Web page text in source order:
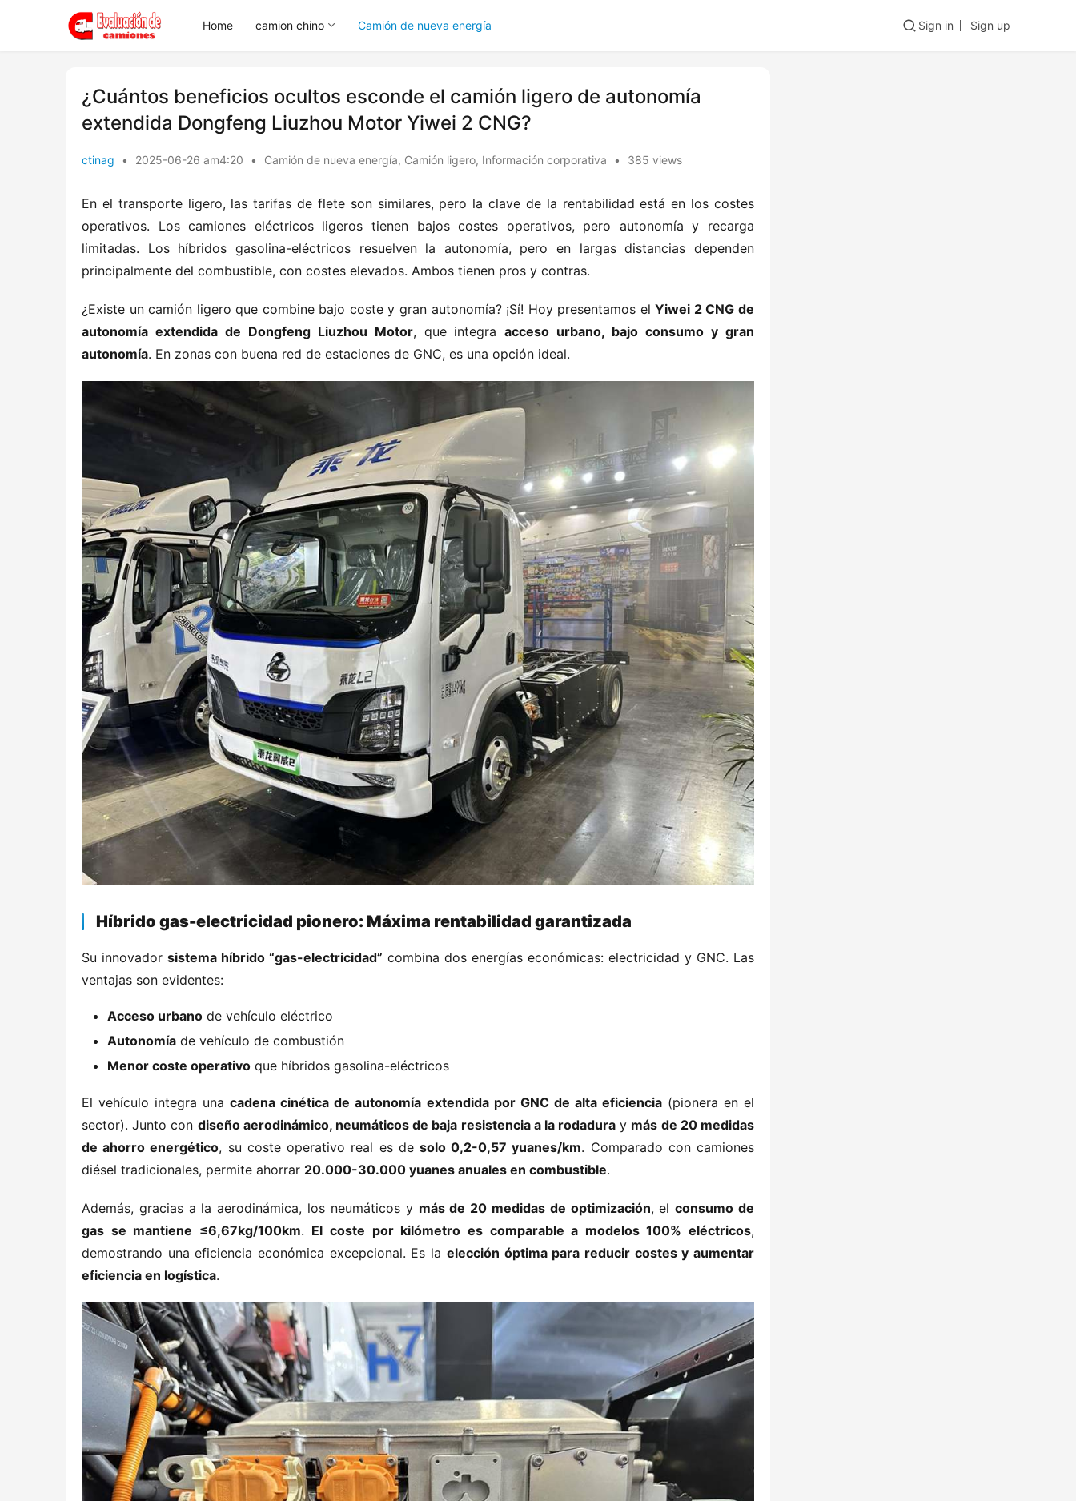
Home camion chino Camión de nueva energía Sign in Sign up
​​¿Cuántos beneficios ocultos esconde el camión ligero de autonomía
extendida Dongfeng Liuzhou Motor Yiwei 2 CNG?​​
ctinag • 2025-06-26 am4:20 • Camión de nueva energía, Camión ligero, Información corporativa • 385 views
En el transporte ligero, las tarifas de flete son similares, pero la clave de la rentabilidad está en los costes
operativos. Los camiones eléctricos ligeros tienen bajos costes operativos, pero autonomía y recarga
limitadas. Los híbridos gasolina-eléctricos resuelven la autonomía, pero en largas distancias dependen
principalmente del combustible, con costes elevados. Ambos tienen pros y contras.
¿Existe un camión ligero que combine bajo coste y gran autonomía? ¡Sí! Hoy presentamos el ​​Yiwei 2 CNG de
autonomía extendida de Dongfeng Liuzhou Motor​​, que integra ​​acceso urbano, bajo consumo y gran
autonomía​​. En zonas con buena red de estaciones de GNC, es una opción ideal.
​Híbrido gas-electricidad pionero: Máxima rentabilidad garantizada​
Su innovador ​ ​sistema híbrido “gas-electricidad”​ ​ combina dos energías económicas: electricidad y GNC. Las
ventajas son evidentes:
​Acceso urbano​ ​ de vehículo eléctrico
​Autonomía​ ​ de vehículo de combustión
​Menor coste operativo​ ​ que híbridos gasolina-eléctricos
El vehículo integra una ​​cadena cinética de autonomía extendida por GNC de alta eficiencia​​ (pionera en el
sector). Junto con ​ ​diseño aerodinámico, neumáticos de baja resistencia a la rodadura​ ​ y ​ ​más de 20 medidas
de ahorro energético​​, su coste operativo real es de ​ ​solo 0,2-0,57 yuanes/km​​. Comparado con camiones
diésel tradicionales, permite ahorrar ​ ​20.000-30.000 yuanes anuales en combustible​​.
Además, gracias a la aerodinámica, los neumáticos y ​ ​más de 20 medidas de optimización​​, el ​​consumo de
gas se mantiene ≤6,67kg/100km​​. ​ ​El coste por kilómetro es comparable a modelos 100% eléctricos​​,
demostrando una eficiencia económica excepcional. Es la ​ ​elección óptima para reducir costes y aumentar
eficiencia en logística​​.